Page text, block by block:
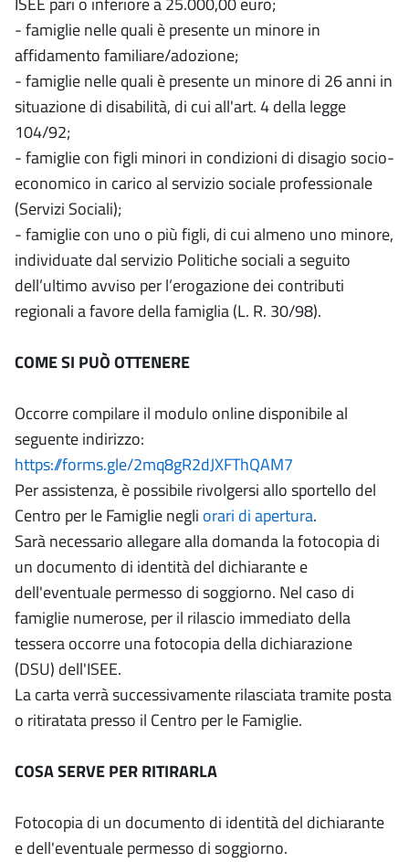
- famiglie nelle quali è presente un minore in
affidamento familiare/adozione;
- famiglie nelle quali è presente un minore di 26 anni in
situazione di disabilità, di cui all'art. 4 della legge
104/92;
- famiglie con figli minori in condizioni di disagio socio-
economico in carico al servizio sociale professionale
(Servizi Sociali);
- famiglie con uno o più figli, di cui almeno uno minore,
individuate dal servizio Politiche sociali a seguito
dell’ultimo avviso per l’erogazione dei contributi
regionali a favore della famiglia (L. R. 30/98).
COME SI PUÒ OTTENERE
Occorre compilare il modulo online disponibile al
seguente indirizzo:
https://forms.gle/2mq8gR2dJXFThQAM7
Per assistenza, è possibile rivolgersi allo sportello del
Centro per le Famiglie negli orari di apertura.
Sarà necessario allegare alla domanda la fotocopia di
un documento di identità del dichiarante e
dell'eventuale permesso di soggiorno. Nel caso di
famiglie numerose, per il rilascio immediato della
tessera occorre una fotocopia della dichiarazione
(DSU) dell'ISEE.
La carta verrà successivamente rilasciata tramite posta
o ritiratata presso il Centro per le Famiglie.
COSA SERVE PER RITIRARLA
Fotocopia di un documento di identità del dichiarante
e dell'eventuale permesso di soggiorno.